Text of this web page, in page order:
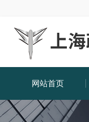
网站首页